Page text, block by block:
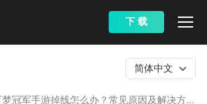
下 载
冠军手游掉线怎么办？常见原因及解决方法
简体中文